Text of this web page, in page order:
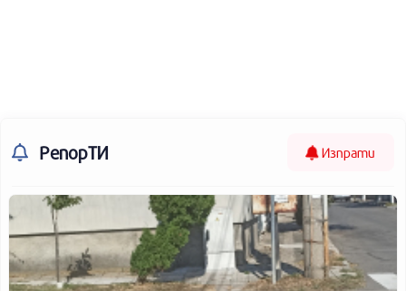
РепорТИ Изпрати